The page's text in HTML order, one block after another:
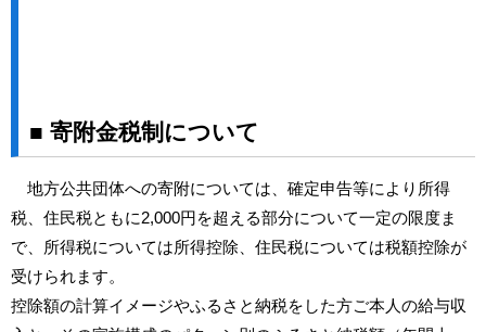
■ 寄附金税制について
地方公共団体への寄附については、確定申告等により所得
税、住民税ともに2,000円を超える部分について一定の限度ま
で、所得税については所得控除、住民税については税額控除が
受けられます。
控除額の計算イメージやふるさと納税をした方ご本人の給与収